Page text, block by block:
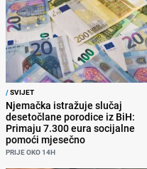
/SVIJET
Njemačka istražuje slučaj
desetočlane porodice iz BiH:
Primaju 7.300 eura socijalne
pomoći mjesečno
PRIJE OKO 14H